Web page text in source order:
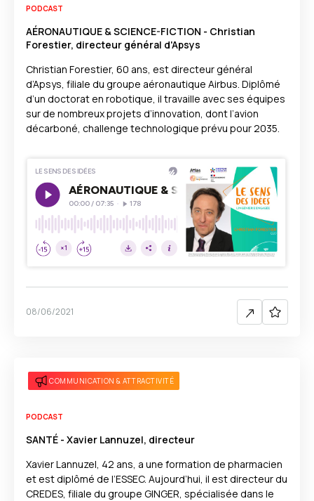
PODCAST
AÉRONAUTIQUE & SCIENCE-FICTION - Christian
Forestier, directeur général d'Apsys
Christian Forestier, 60 ans, est directeur général
d’Apsys, filiale du groupe aéronautique Airbus. Diplômé
d’un doctorat en robotique, il travaille avec ses équipes
sur de nombreux projets d’innovation, dont l’avion
décarboné, challenge technologique prévu pour 2035.
08/06/2021
COMMUNICATION & ATTRACTIVITÉ
PODCAST
SANTÉ - Xavier Lannuzel, directeur
Xavier Lannuzel, 42 ans, a une formation de pharmacien
et est diplômé de l’ESSEC. Aujourd’hui, il est directeur du
CREDES, filiale du groupe GINGER, spécialisée dans le